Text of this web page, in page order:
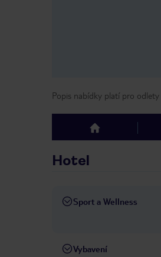
Popis nabídky platí pro odlety
top
Hotel
Sport a Wellness
Vybavení